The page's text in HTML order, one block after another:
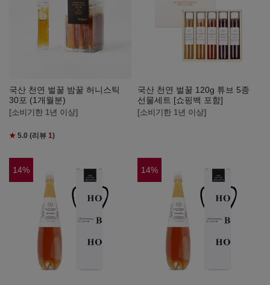
국산 천연 벌꿀 밤꿀 허니스틱
30포 (1개월분)
[소비기한 1년 이상]
★ 5.0 (리뷰 1)
국산 천연 벌꿀 120g 튜브 5종
선물세트 [쇼핑백 포함]
[소비기한 1년 이상]
14% 14%